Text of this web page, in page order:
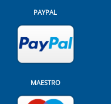
PAYPAL
MAESTRO